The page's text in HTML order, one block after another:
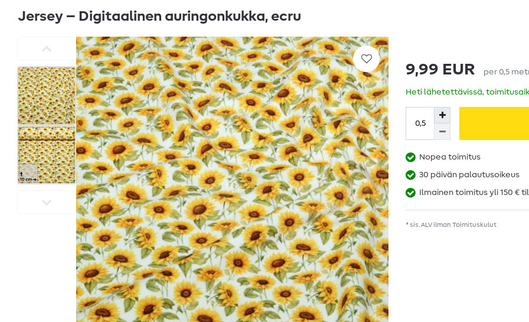
Jersey – Digitaalinen auringonkukka, ecru
9,99 EUR per 0,5
Heti lähetettävissä,
Nopea toimitus
30 päivän palautusoikeus
Ilmainen toimitus yli 150 €
* sis. ALV ilman Toimituskulut